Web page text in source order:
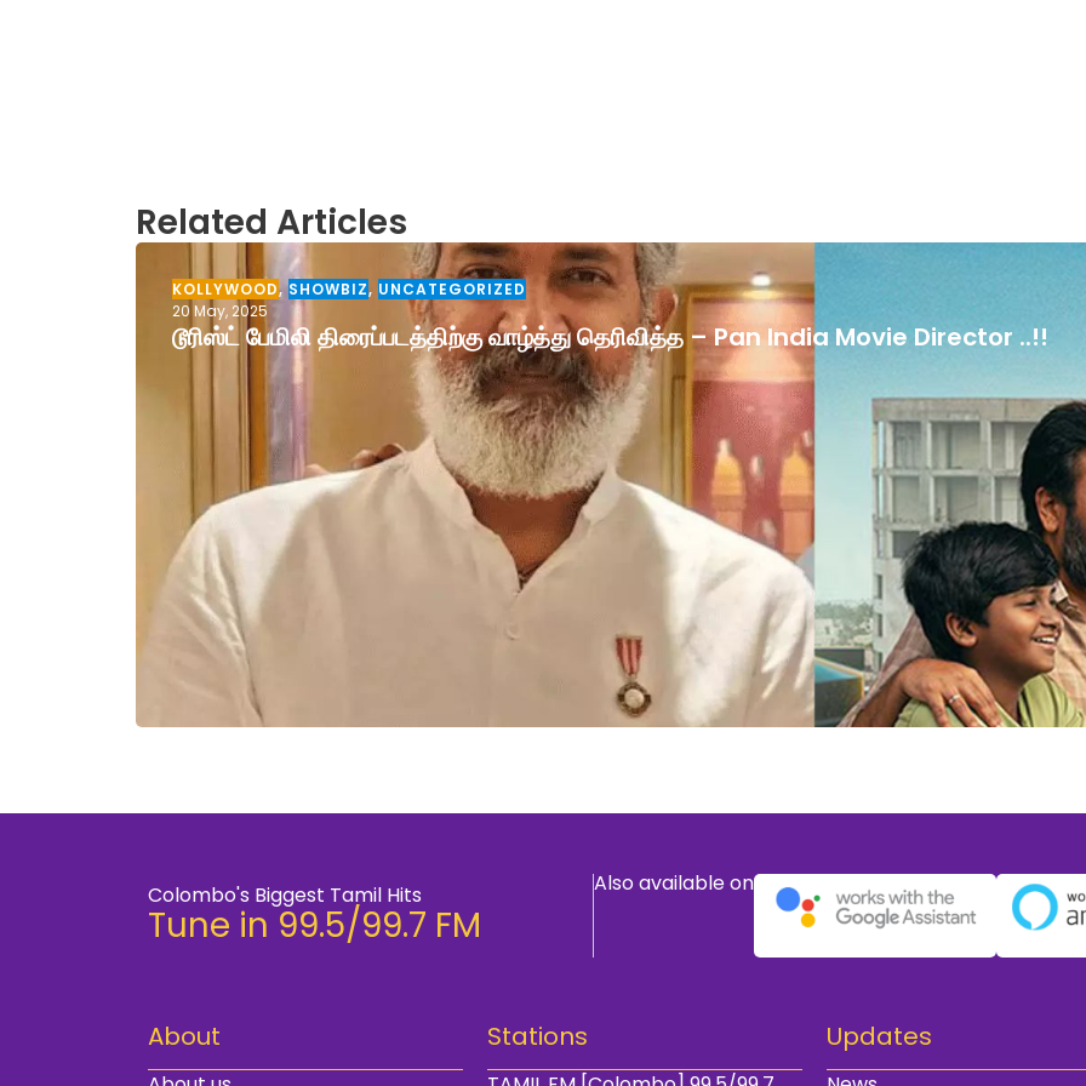
Related Articles
KOLLYWOOD,SHOWBIZ, UNCATEGORIZED
20 May, 2025
டூரிஸ்ட் பேமிலி திரைப்படத்திற்கு வாழ்த்து தெரிவித்த – Pan India Movie Director ..!!
Colombo's Biggest Tamil Hits
Tune in 99.5/99.7 FM
Also available on
About Stations Updates